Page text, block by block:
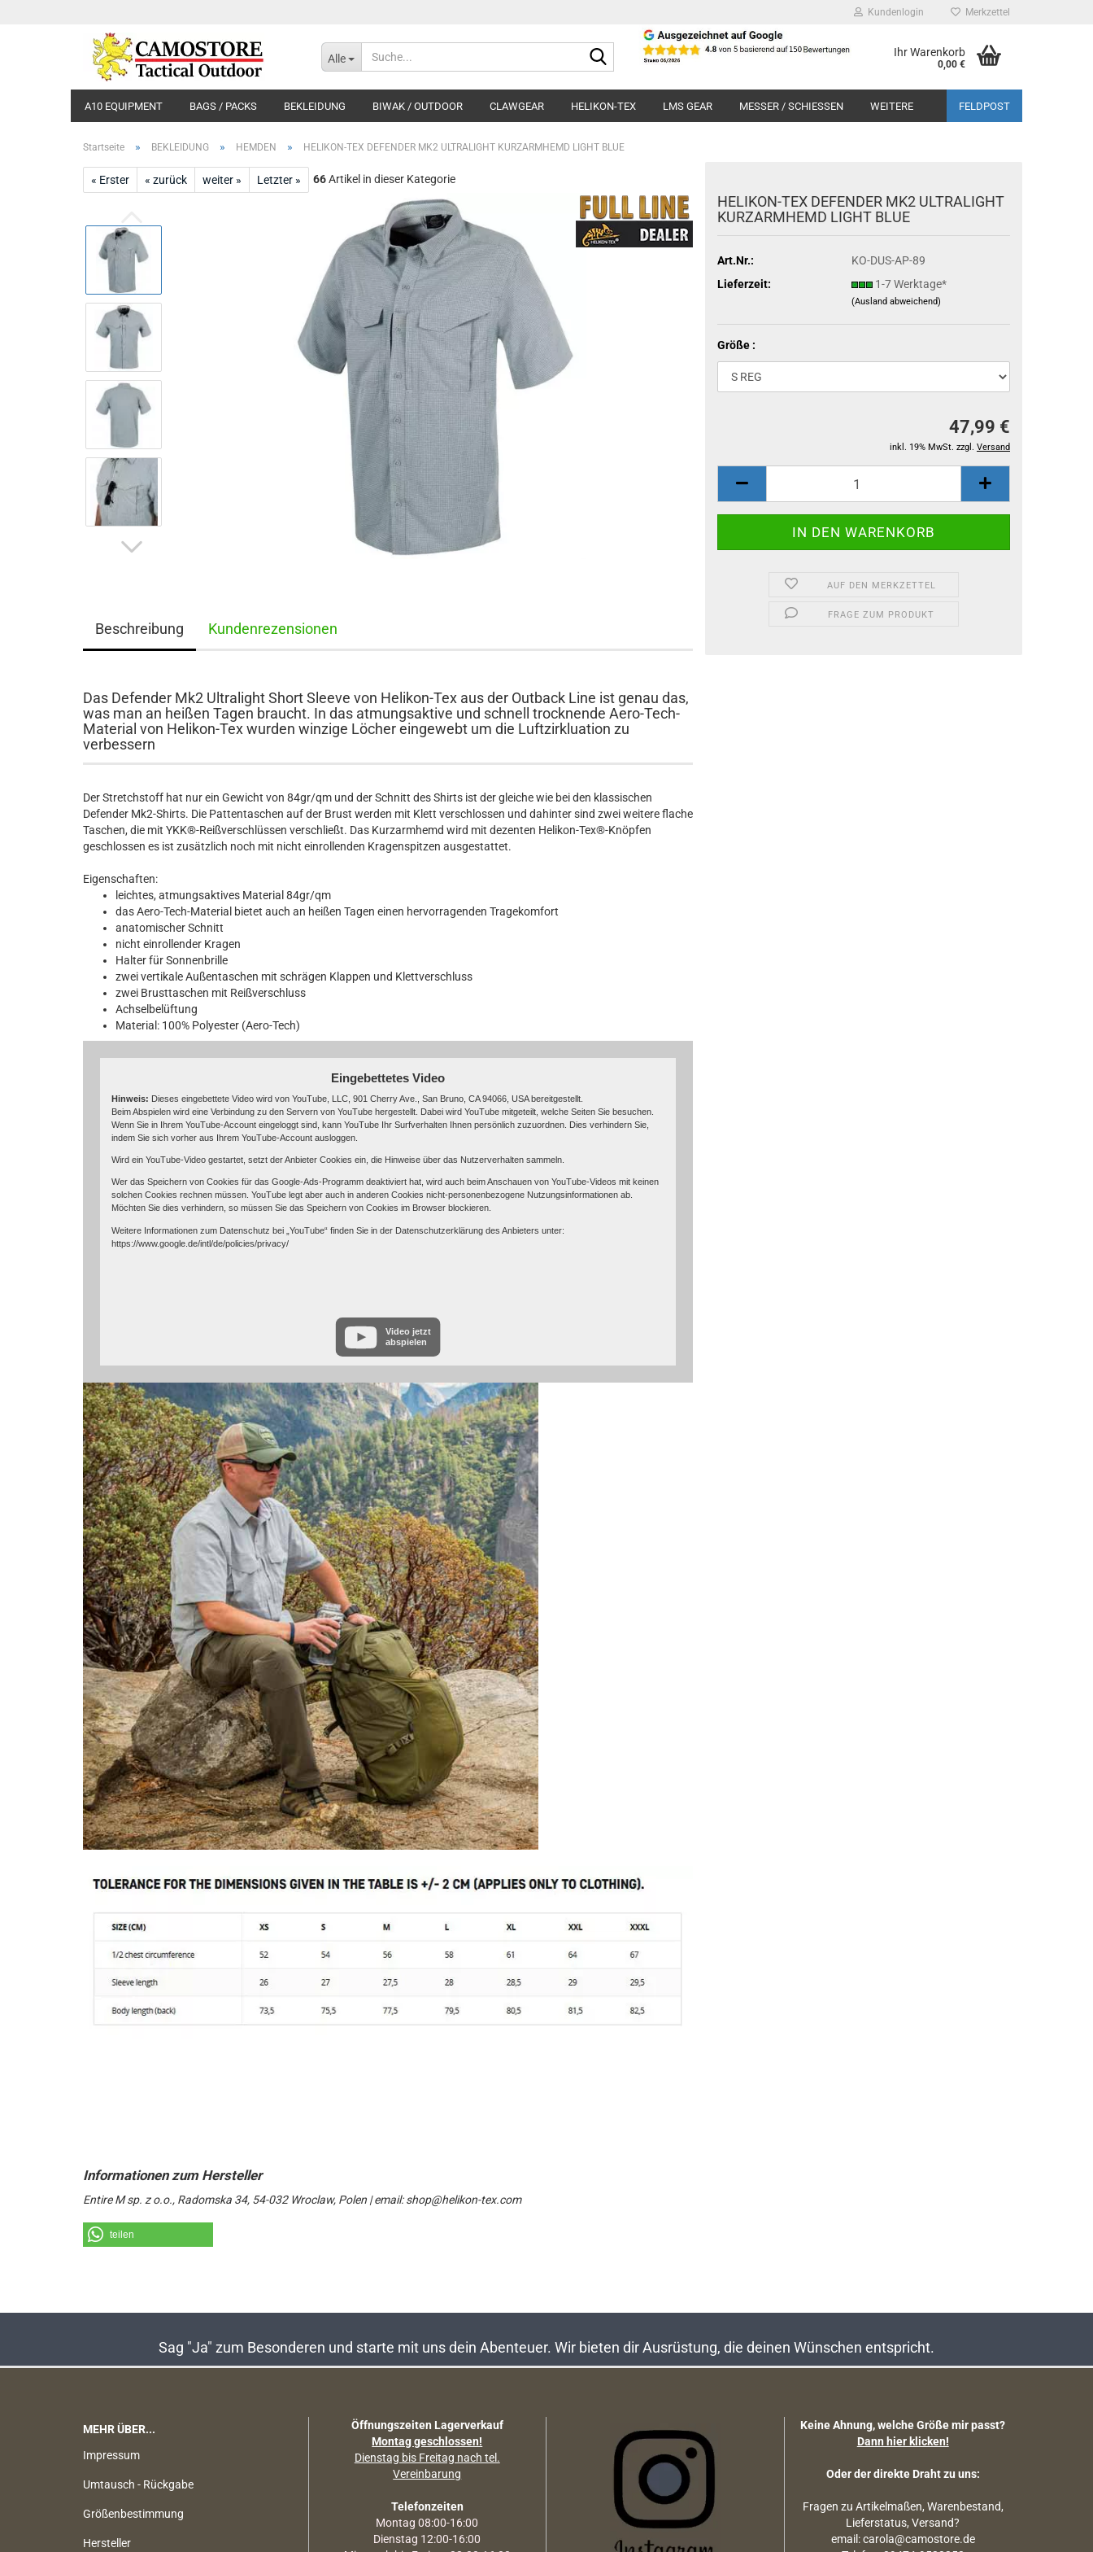
Kundenlogin Merkzettel
Alle
Suche... Ihr Warenkorb
0,00 €
A10 EQUIPMENT BAGS / PACKS BEKLEIDUNG BIWAK / OUTDOOR CLAWGEAR HELIKON-TEX LMS GEAR MESSER / SCHIESSEN FELDPOST
WEITERE
Startseite » BEKLEIDUNG » HEMDEN » HELIKON-TEX DEFENDER MK2 ULTRALIGHT KURZARMHEMD LIGHT BLUE
« Erster « zurück weiter » Letzter » 66Artikel in dieser Kategorie
HELIKON-TEX DEFENDER MK2 ULTRALIGHT
KURZARMHEMD LIGHT BLUE
Art.Nr.:
KO-DUS-AP-89
Lieferzeit:
1-7 Werktage*
(Ausland abweichend)
Größe :
47,99 €
inkl. 19% MwSt. zzgl. Versand
AUF DEN MERKZETTEL
FRAGE ZUM PRODUKT
Beschreibung Kundenrezensionen
Das Defender Mk2 Ultralight Short Sleeve von Helikon-Tex aus der Outback Line ist genau das,
was man an heißen Tagen braucht. In das atmungsaktive und schnell trocknende Aero-Tech-
Material von Helikon-Tex wurden winzige Löcher eingewebt um die Luftzirkluation zu
verbessern
Der Stretchstoff hat nur ein Gewicht von 84gr/qm und der Schnitt des Shirts ist der gleiche wie bei den klassischen
Defender Mk2-Shirts. Die Pattentaschen auf der Brust werden mit Klett verschlossen und dahinter sind zwei weitere flache
Taschen, die mit YKK®-Reißverschlüssen verschließt. Das Kurzarmhemd wird mit dezenten Helikon-Tex®-Knöpfen
geschlossen es ist zusätzlich noch mit nicht einrollenden Kragenspitzen ausgestattet.
Eigenschaften:
leichtes, atmungsaktives Material 84gr/qm
das Aero-Tech-Material bietet auch an heißen Tagen einen hervorragenden Tragekomfort
anatomischer Schnitt
nicht einrollender Kragen
Halter für Sonnenbrille
zwei vertikale Außentaschen mit schrägen Klappen und Klettverschluss
zwei Brusttaschen mit Reißverschluss
Achselbelüftung
Material: 100% Polyester (Aero-Tech)
Eingebettetes Video
Hinweis: Dieses eingebettete Video wird von YouTube, LLC, 901 Cherry Ave., San Bruno, CA 94066, USA bereitgestellt.
Beim Abspielen wird eine Verbindung zu den Servern von YouTube hergestellt. Dabei wird YouTube mitgeteilt, welche Seiten Sie besuchen.
Wenn Sie in Ihrem YouTube-Account eingeloggt sind, kann YouTube Ihr Surfverhalten Ihnen persönlich zuzuordnen. Dies verhindern Sie,
indem Sie sich vorher aus Ihrem YouTube-Account ausloggen.
Wird ein YouTube-Video gestartet, setzt der Anbieter Cookies ein, die Hinweise über das Nutzerverhalten sammeln.
Wer das Speichern von Cookies für das Google-Ads-Programm deaktiviert hat, wird auch beim Anschauen von YouTube-Videos mit keinen
solchen Cookies rechnen müssen. YouTube legt aber auch in anderen Cookies nicht-personenbezogene Nutzungsinformationen ab.
Möchten Sie dies verhindern, so müssen Sie das Speichern von Cookies im Browser blockieren.
Weitere Informationen zum Datenschutz bei „YouTube“ finden Sie in der Datenschutzerklärung des Anbieters unter:
https://www.google.de/intl/de/policies/privacy/
Video jetzt
abspielen
Entire M sp. z o.o., Radomska 34, 54-032 Wroclaw, Polen | email: shop@helikon-tex.com
teilen
Sag "Ja" zum Besonderen und starte mit uns dein Abenteuer. Wir bieten dir Ausrüstung, die deinen Wünschen entspricht.
MEHR ÜBER...
Impressum
Umtausch - Rückgabe
Größenbestimmung
Hersteller
Öffnungszeiten Lagerverkauf
Montag geschlossen!
Dienstag bis Freitag nach tel.
Vereinbarung
Telefonzeiten
Montag 08:00-16:00
Dienstag 12:00-16:00
Keine Ahnung, welche Größe mir passt?
Dann hier klicken!
Oder der direkte Draht zu uns:
Fragen zu Artikelmaßen, Warenbestand,
Lieferstatus, Versand?
email: carola@camostore.de